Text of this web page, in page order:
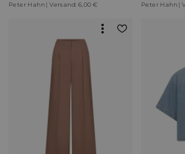
Peter Hahn | Versand: 6,00 € Peter Hahn |